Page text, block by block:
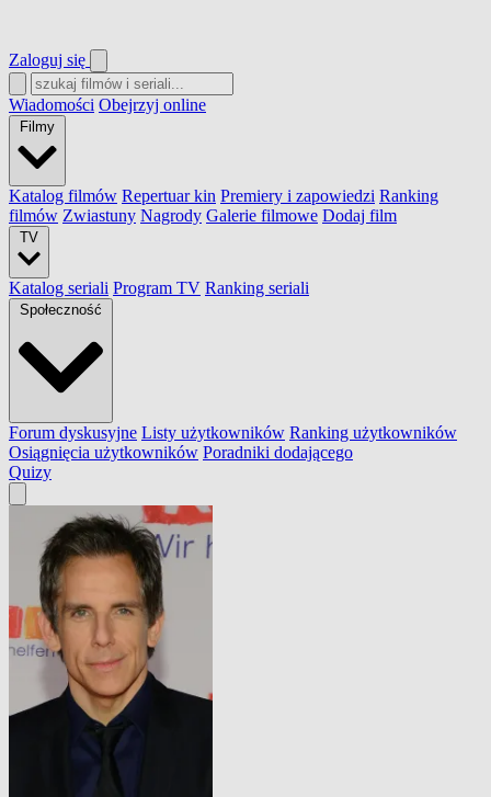
Zaloguj się
Wiadomości Obejrzyj online
Filmy
Katalog filmów Repertuar kin Premiery i zapowiedzi Ranking
filmów Zwiastuny Nagrody Galerie filmowe Dodaj film
TV
Katalog seriali Program TV Ranking seriali
Społeczność
Forum dyskusyjne Listy użytkowników Ranking użytkowników
Osiągnięcia użytkowników Poradniki dodającego
Quizy